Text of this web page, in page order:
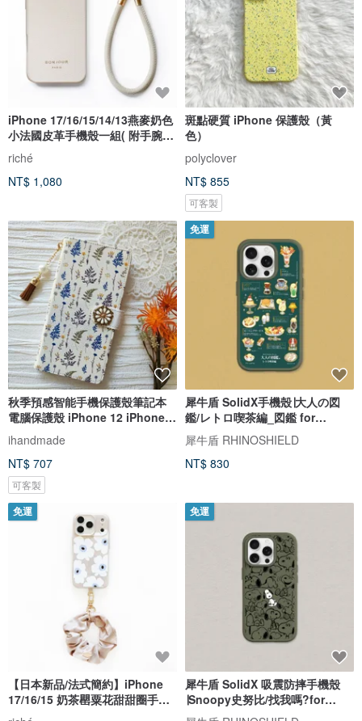
iPhone 17/16/15/14/13燕麥奶色
小法國皮革手機殼一組( 附手腕
帶)
riché
NT$ 1,080
斑點硬質 iPhone 保護殼（黃
色）
polyclover
NT$ 855
可客製
秋季預感智能手機保護殼筆記本
電腦保護殼 iPhone 12 iPhone
XR iPhone 11 Xperia 10 IV
Galaxy S23 Android
ihandmade
NT$ 707
可客製
免運
犀牛盾 SolidX手機殼∣大人の図
鑑/レトロ喫茶編_図鑑 for
iPhone
犀牛盾 RHINOSHIELD
NT$ 830
免運
【日本新品/法式簡約】iPhone
17/16/15 奶茶罌粟花甜甜圈手機
免運
犀牛盾 SolidX 吸震防摔手機殼
∣Snoopy史努比/找我嗎?for
iPhone